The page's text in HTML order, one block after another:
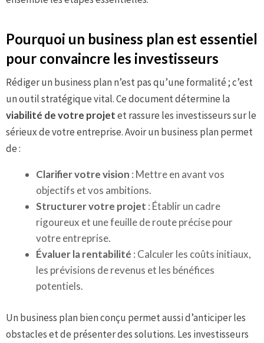
Pourquoi un business plan est essentiel
pour convaincre les investisseurs
Rédiger un business plan n’est pas qu’une formalité ; c’est
un outil stratégique vital. Ce document détermine la
viabilité de votre projetet rassure les investisseurs sur le
sérieux de votre entreprise. Avoir un business plan permet
de :
Clarifier votre vision : Mettre en avant vos
objectifs et vos ambitions.
Structurer votre projet : Établir un cadre
rigoureux et une feuille de route précise pour
votre entreprise.
Évaluer la rentabilité : Calculer les coûts initiaux,
les prévisions de revenus et les bénéfices
potentiels.
Un business plan bien conçu permet aussi d’anticiper les
obstacles et de présenter des solutions. Les investisseurs